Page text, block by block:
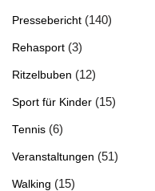
Pressebericht (140)
Rehasport (3)
Ritzelbuben (12)
Sport für Kinder (15)
Tennis (6)
Veranstaltungen (51)
Walking (15)